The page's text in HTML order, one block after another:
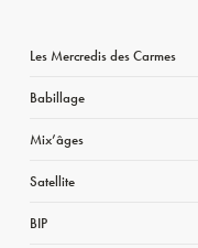
Les Mercredis des Carmes
Babillage
Mix’âges
Satellite
BIP